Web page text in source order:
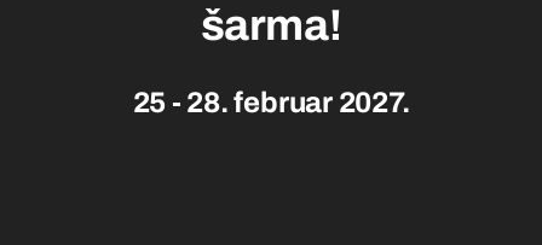
šarma!
25 - 28. februar 2027.